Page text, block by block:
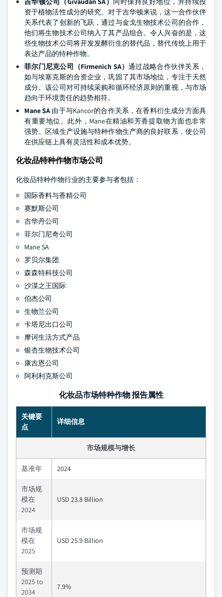
资于植物活性成分的研究。对于吉华顿来说，这一合作伙伴
关系代表了创新的飞跃，通过与金戈生物技术公司的合作，
他们将生物技术公司纳入了其产品组合。令人兴奋的是，这
些生物技术公司将开发发酵衍生的替代品，替代传统上用于
表达产品的特种作物。
菲尔门尼克公司（Firmenich SA）通过战略合作伙伴关系，
如与埃塞克斯的合资企业，巩固了其市场地位，专注于天然
成分。该公司对可持续采购和循环经济原则的重视，与市场
趋向于环境责任的趋势相符。
Mane SA 由于与Kancor的合作关系，在香料衍生成分方面具
有重要地位。此外，Mane在精油和芳香提取物方面也非常
强势。区域生产设施与特种作物生产商的良好联系，使公司
在供应链上具有灵活性和成本优势。
化妆品特种作物市场公司
化妆品特种作物行业的主要参与者包括：
国际香料与香精公司
赛默斯公司
吉华丹公司
菲尔门尼奇公司
Mane SA
罗贝尔集团
森森特科技公司
沙漠之王国际
伯杰公司
生物兰公司
卡塔尼出口公司
摩诃生活方式产品
银杏生物技术公司
康吉恩公司
阿利利克斯公司
化妆品市场特种作物 报告属性
关键要
点
详细信息
市场规模与增长
基准年 2024
市场规
模在
2024
USD 23.8 Billion
市场规
模在
2025
USD 25.9 Billion
预测期
2025 to
2034
7.9%